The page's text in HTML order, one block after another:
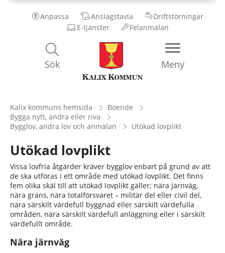
Anpassa Anslagstavla
Driftstörningar
E-tjänster
Felanmälan
Kalix
Kommun
Meny
Sök
Kalix kommuns hemsida
Boende
Bygga nytt, ändra eller riva
Bygglov, andra lov och anmälan
Utökad lovplikt
Utökad lovplikt
Vissa lovfria åtgärder kräver bygglov enbart på grund av att
de ska utföras i ett område med utökad lovplikt. Det finns
fem olika skäl till att utökad lovplikt gäller; nära järnväg,
nära gräns, nära totalförsvaret – militär del eller civil del,
nära särskilt värdefull byggnad eller särskilt värdefulla
områden, nära särskilt värdefull anläggning eller i särskilt
värdefullt område.
Nära järnväg